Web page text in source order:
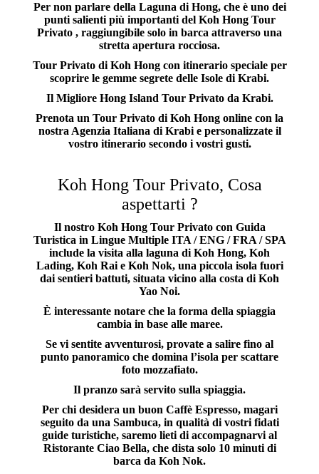
Per non parlare della Laguna di Hong, che è uno dei
punti salienti più importanti del Koh Hong Tour
Privato , raggiungibile solo in barca attraverso una
stretta apertura rocciosa.
Tour Privato di Koh Hong con itinerario speciale per
scoprire le gemme segrete delle Isole di Krabi.
Il Migliore Hong Island Tour Privato da Krabi.
Prenota un Tour Privato di Koh Hong online con la
nostra Agenzia Italiana di Krabi e personalizzate il
vostro itinerario secondo i vostri gusti.
Koh Hong Tour Privato, Cosa
aspettarti ?
Il nostro Koh Hong Tour Privatocon Guida
Turistica in Lingue Multiple ITA / ENG / FRA / SPA
include la visita alla laguna di Koh Hong, Koh
Lading, Koh Rai e Koh Nok, una piccola isola fuori
dai sentieri battuti, situata vicino alla costa di Koh
Yao Noi.
È interessante notare che la forma della spiaggia
cambia in base alle maree.
Se vi sentite avventurosi, provate a salire fino al
punto panoramico che domina l’isola per scattare
foto mozzafiato.
Il pranzo sarà servito sulla spiaggia.
Per chi desidera un buon Caffè Espresso, magari
seguito da una Sambuca, in qualità di vostri fidati
guide turistiche, saremo lieti di accompagnarvi al
Ristorante Ciao Bella, che dista solo 10 minuti di
barca da Koh Nok.